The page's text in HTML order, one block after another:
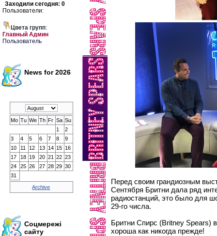
Заходили сегодня: 0
Пользователи:
Цвета групп:
Главный Админ
Пользователь
News for 2026
Mo Tu We Th Fr Sa Su
1
2
3
4 5 6 7 8
9
10
11 12 13 14 15 16
17
18 19 20 21 22 23
24
25 26 27 28 29 30
31
Archive
Соцмережі
сайту
Перед своим грандиозным
Сентября Бритни дала ряд
радиостанций, это было для
29-го числа.
Бритни Спирс (Britney Spears)
хороша как никогда прежде!